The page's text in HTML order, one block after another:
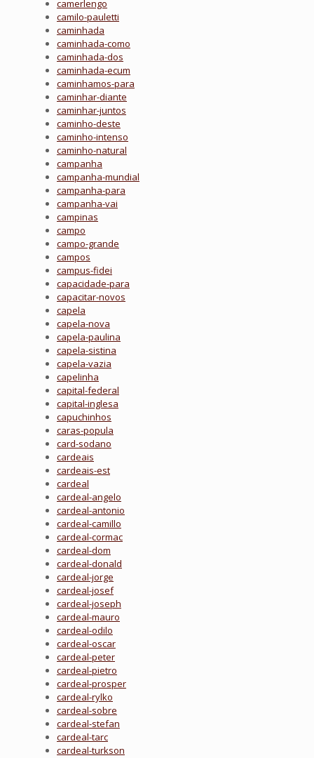
camerlengo
camilo-pauletti
caminhada
caminhada-como
caminhada-dos
caminhada-ecum
caminhamos-para
caminhar-diante
caminhar-juntos
caminho-deste
caminho-intenso
caminho-natural
campanha
campanha-mundial
campanha-para
campanha-vai
campinas
campo
campo-grande
campos
campus-fidei
capacidade-para
capacitar-novos
capela
capela-nova
capela-paulina
capela-sistina
capela-vazia
capelinha
capital-federal
capital-inglesa
capuchinhos
caras-popula
card-sodano
cardeais
cardeais-est
cardeal
cardeal-angelo
cardeal-antonio
cardeal-camillo
cardeal-cormac
cardeal-dom
cardeal-donald
cardeal-jorge
cardeal-josef
cardeal-joseph
cardeal-mauro
cardeal-odilo
cardeal-oscar
cardeal-peter
cardeal-pietro
cardeal-prosper
cardeal-rylko
cardeal-sobre
cardeal-stefan
cardeal-tarc
cardeal-turkson